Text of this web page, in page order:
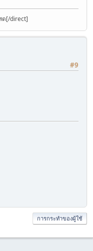
ด[/direct]
#9
การกระทำของผู้ใช้